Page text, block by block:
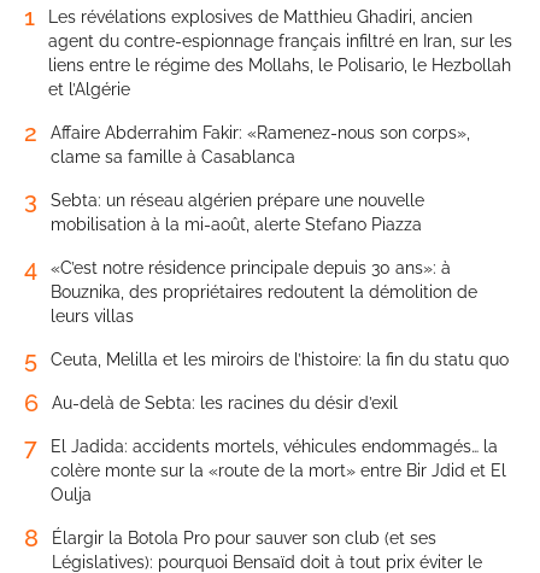
1
Les révélations explosives de Matthieu Ghadiri, ancien
agent du contre-espionnage français infiltré en Iran, sur les
liens entre le régime des Mollahs, le Polisario, le Hezbollah
et l’Algérie
2
Affaire Abderrahim Fakir: «Ramenez-nous son corps»,
clame sa famille à Casablanca
3
Sebta: un réseau algérien prépare une nouvelle
mobilisation à la mi-août, alerte Stefano Piazza
4
«C’est notre résidence principale depuis 30 ans»: à
Bouznika, des propriétaires redoutent la démolition de
leurs villas
5 Ceuta, Melilla et les miroirs de l’histoire: la fin du statu quo
6 Au-delà de Sebta: les racines du désir d’exil
7
El Jadida: accidents mortels, véhicules endommagés… la
colère monte sur la «route de la mort» entre Bir Jdid et El
Oulja
8
Élargir la Botola Pro pour sauver son club (et ses
Législatives): pourquoi Bensaïd doit à tout prix éviter le